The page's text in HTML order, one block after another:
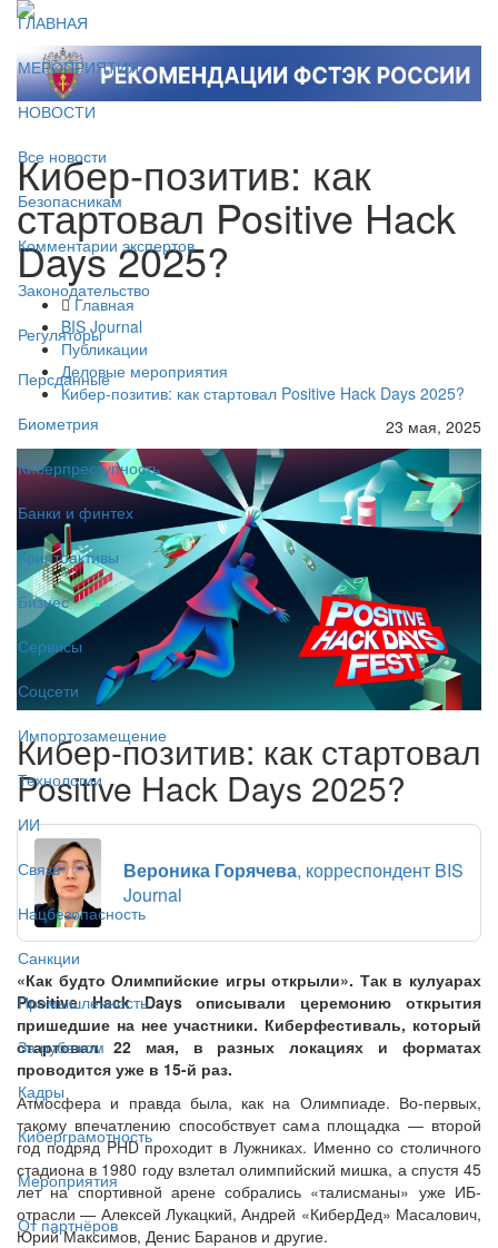
ГЛАВНАЯ
МЕРОПРИЯТИЯ
НОВОСТИ
Все новости
Безопасникам
Комментарии экспертов
Законодательство
Регуляторы
Персданные
Биометрия
Киберпреступность
Банки и финтех
Криптоактивы
Бизнес
Сервисы
Соцсети
Импортозамещение
Технологии
ИИ
Связь
Нацбезопасность
Санкции
Промышленность
За рубежом
Кадры
Киберграмотность
Мероприятия
От партнёров
Кибер-позитив: как
стартовал Positive Hack
Days 2025?
Главная
BIS Journal
Публикации
Деловые мероприятия
Кибер-позитив: как стартовал Positive Hack Days 2025?
23 мая, 2025
Кибер-позитив: как стартовал
Positive Hack Days 2025?
Вероника Горячева, корреспондент BIS
Journal
«Как будто Олимпийские игры открыли». Так в кулуарах
Positive Hack Days описывали церемонию открытия
пришедшие на нее участники. Киберфестиваль, который
стартовал 22 мая, в разных локациях и форматах
проводится уже в 15-й раз.
Атмосфера и правда была, как на Олимпиаде. Во-первых,
такому впечатлению способствует сама площадка — второй
год подряд PHD проходит в Лужниках. Именно со столичного
стадиона в 1980 году взлетал олимпийский мишка, а спустя 45
лет на спортивной арене собрались «талисманы» уже ИБ-
отрасли — Алексей Лукацкий, Андрей «КиберДед» Масалович,
Юрий Максимов, Денис Баранов и другие.